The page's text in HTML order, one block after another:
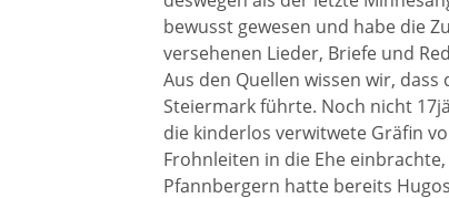
bewusst gewesen und habe die
versehenen Lieder, Briefe und
Aus den Quellen wissen wir,
Steiermark führte. Noch nicht
die kinderlos verwitwete Gräfin
Frohnleiten in die Ehe
Pfannbergern hatte bereits